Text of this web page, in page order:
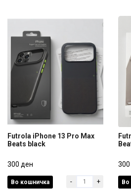
Beats black
300 ден
Futrola iPhone 13 Pro Max
Beats black
300 ден
Во кошничка - + Во